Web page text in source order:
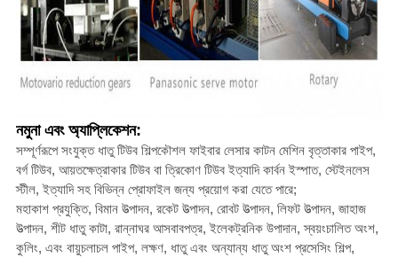
নমুনা এবং অ্যাপ্লিকেশন:
সম্পূর্ণরূপে সংযুক্ত ধাতু টিউব শিল্পকৌশল ফাইবার লেসার কাটন মেশিন বৃত্তাকার পাইপ,
বর্গ টিউব, আয়তক্ষেত্রাকার টিউব বা ত্রিকোণ টিউব ইত্যাদি কার্বন ইস্পাত, স্টেইনলেস
স্টীল, ইত্যাদি সহ বিভিন্ন প্রোফাইল জন্য প্রয়োগ করা যেতে পারে;
মহাকাশ প্রযুক্তি, বিমান উত্পাদন, রকেট উত্পাদন, রোবট উত্পাদন, লিফট উত্পাদন, জাহাজ
উত্পাদন, শীট ধাতু কাটা, রান্নাঘর আসবাবপত্র, ইলেকট্রনিক উপাদান, স্বয়ংচালিত অংশ,
কুলিং, এবং বায়ুচলাচল পাইপ, লক্ষণ, ধাতু এবং অন্যান্য ধাতু অংশ প্রসেসিং শিল্প,